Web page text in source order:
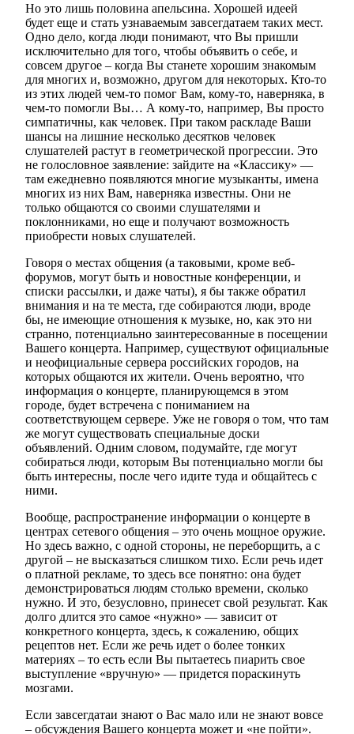
Но это лишь половина апельсина. Хорошей идеей
будет еще и стать узнаваемым завсегдатаем таких мест.
Одно дело, когда люди понимают, что Вы пришли
исключительно для того, чтобы объявить о себе, и
совсем другое – когда Вы станете хорошим знакомым
для многих и, возможно, другом для некоторых. Кто-то
из этих людей чем-то помог Вам, кому-то, наверняка, в
чем-то помогли Вы… А кому-то, например, Вы просто
симпатичны, как человек. При таком раскладе Ваши
шансы на лишние несколько десятков человек
слушателей растут в геометрической прогрессии. Это
не голословное заявление: зайдите на «Классику» —
там ежедневно появляются многие музыканты, имена
многих из них Вам, наверняка известны. Они не
только общаются со своими слушателями и
поклонниками, но еще и получают возможность
приобрести новых слушателей.
Говоря о местах общения (а таковыми, кроме веб-
форумов, могут быть и новостные конференции, и
списки рассылки, и даже чаты), я бы также обратил
внимания и на те места, где собираются люди, вроде
бы, не имеющие отношения к музыке, но, как это ни
странно, потенциально заинтересованные в посещении
Вашего концерта. Например, существуют официальные
и неофициальные сервера российских городов, на
которых общаются их жители. Очень вероятно, что
информация о концерте, планирующемся в этом
городе, будет встречена с пониманием на
соответствующем сервере. Уже не говоря о том, что там
же могут существовать специальные доски
объявлений. Одним словом, подумайте, где могут
собираться люди, которым Вы потенциально могли бы
быть интересны, после чего идите туда и общайтесь с
ними.
Вообще, распространение информации о концерте в
центрах сетевого общения – это очень мощное оружие.
Но здесь важно, с одной стороны, не переборщить, а с
другой – не высказаться слишком тихо. Если речь идет
о платной рекламе, то здесь все понятно: она будет
демонстрироваться людям столько времени, сколько
нужно. И это, безусловно, принесет свой результат. Как
долго длится это самое «нужно» — зависит от
конкретного концерта, здесь, к сожалению, общих
рецептов нет. Если же речь идет о более тонких
материях – то есть если Вы пытаетесь пиарить свое
выступление «вручную» — придется пораскинуть
мозгами.
Если завсегдатаи знают о Вас мало или не знают вовсе
– обсуждения Вашего концерта может и «не пойти».